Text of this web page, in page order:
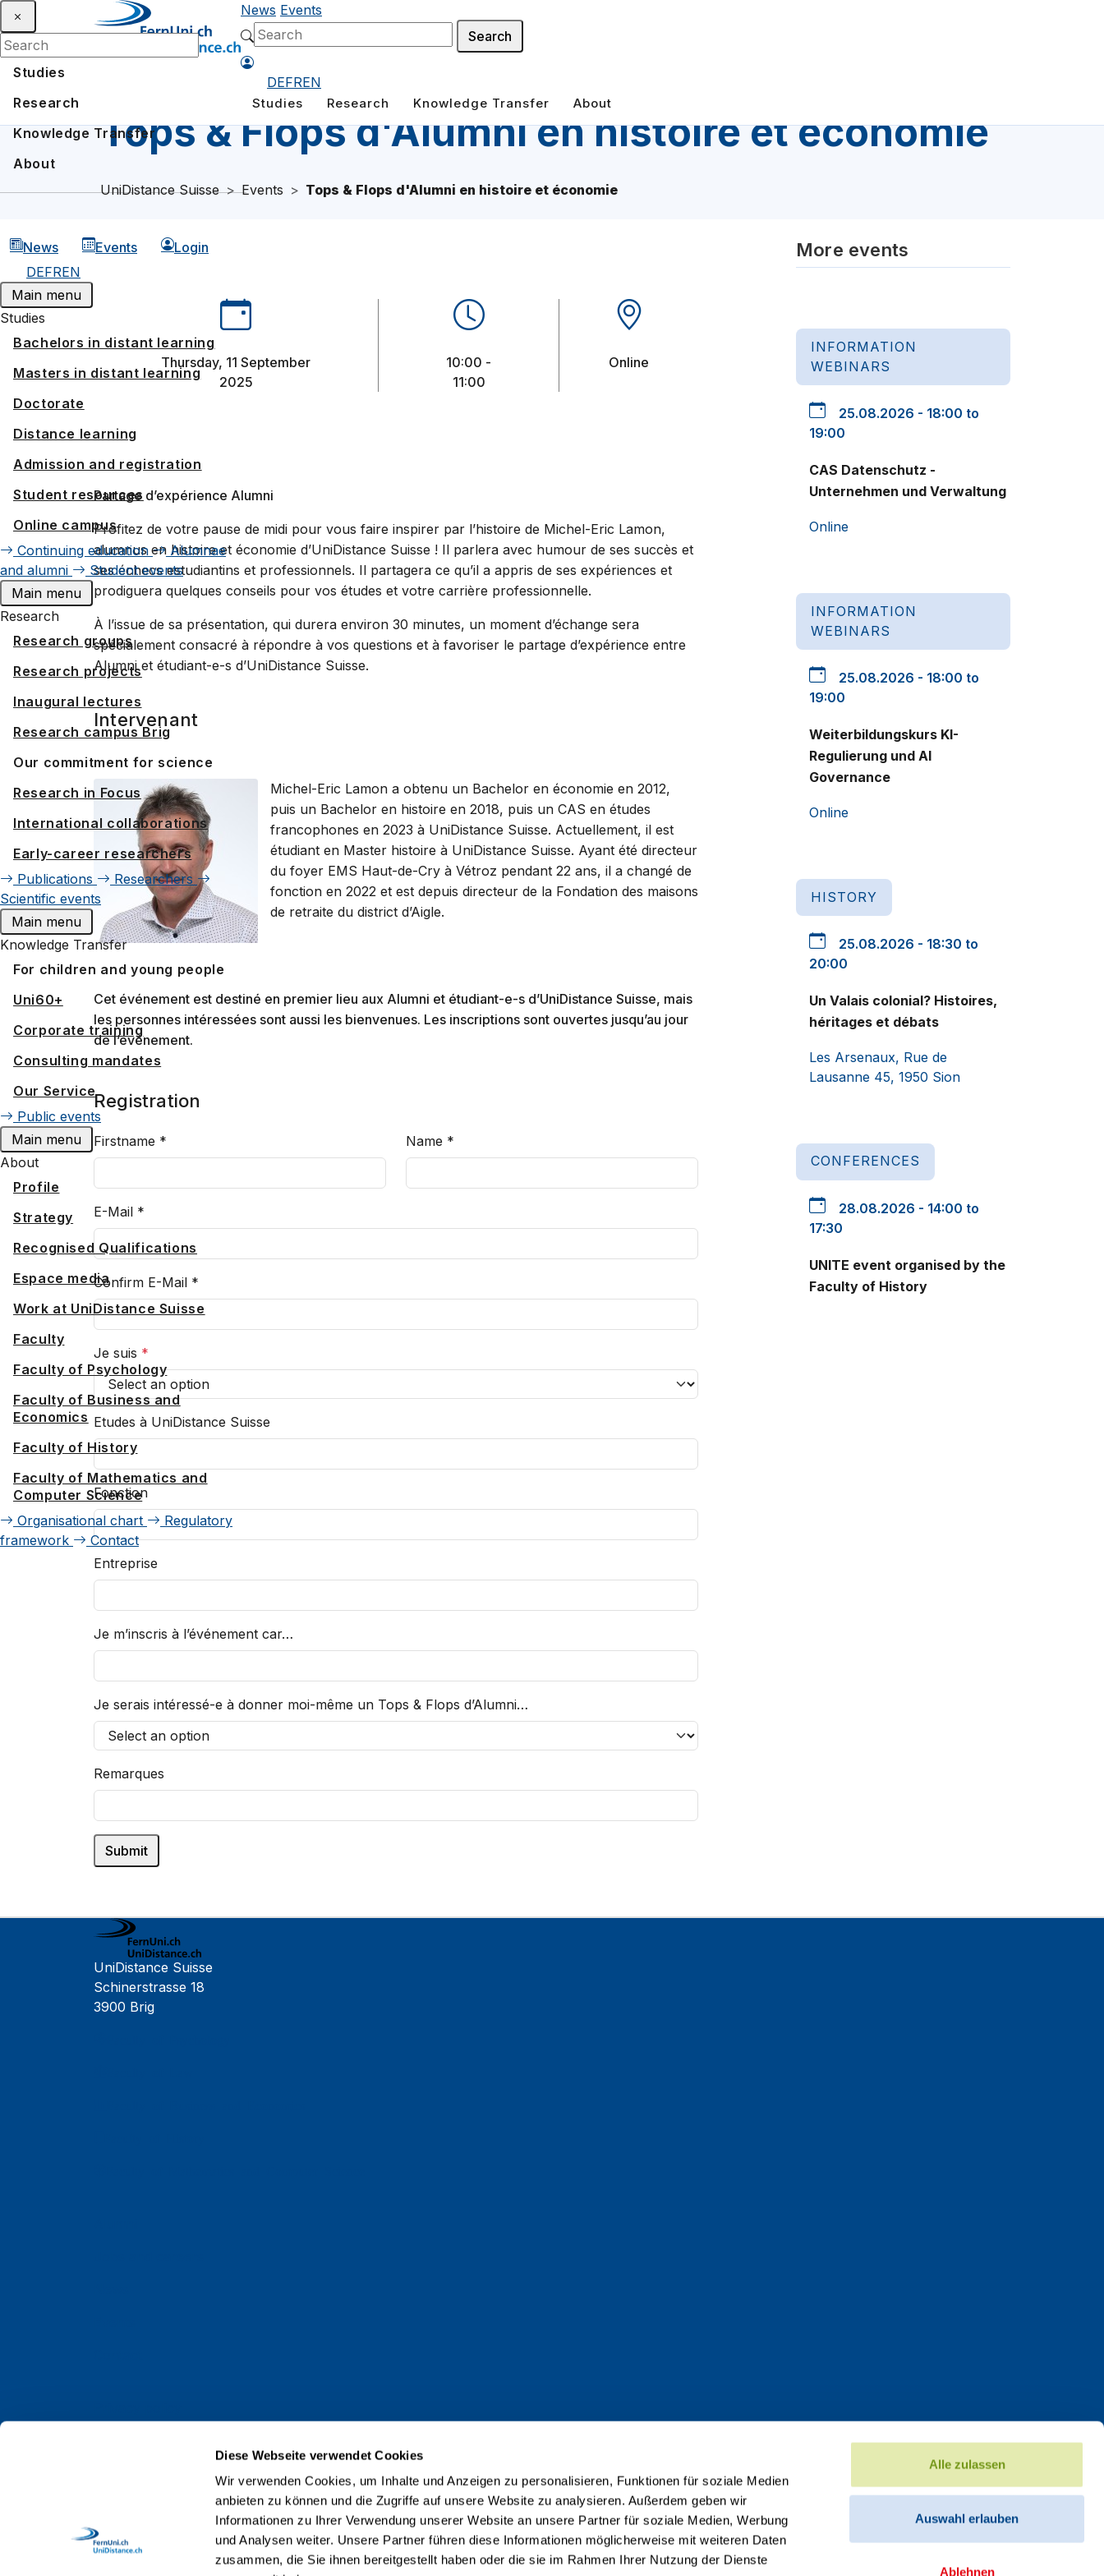
Diese Webseite verwendet Cookies
Wir verwenden Cookies, um Inhalte und Anzeigen zu personalisieren, Funktionen für soziale Medien
anbieten zu können und die Zugriffe auf unsere Website zu analysieren. Außerdem geben wir
Informationen zu Ihrer Verwendung unserer Website an unsere Partner für soziale Medien, Werbung
und Analysen weiter. Unsere Partner führen diese Informationen möglicherweise mit weiteren Daten
zusammen, die Sie ihnen bereitgestellt haben oder die sie im Rahmen Ihrer Nutzung der Dienste
Alle zulassen
Auswahl erlauben
Ablehnen
News Events
Search
DEFREN
Studies Research Knowledge Transfer About
Studies
Research
Knowledge Transfer
About
News Events
Login
DEFREN
Main menu
Studies
Bachelors in distant learning
Masters in distant learning
Doctorate
Distance learning
Admission and registration
Student resources
Online campus
Continuing education
Alumnae
and alumni
Student events
Main menu
Research
Research groups
Research projects
Inaugural lectures
Research campus Brig
Our commitment for science
Research in Focus
International collaborations
Early-career researchers
Publications
Researchers
Scientific events
Main menu
Knowledge Transfer
For children and young people
Uni60+
Corporate training
Consulting mandates
Our Service
Public events
Main menu
About
Profile
Strategy
Recognised Qualifications
Espace media
Work at UniDistance Suisse
Faculty
Faculty of Psychology
Faculty of Business and
Economics
Faculty of History
Faculty of Mathematics and
Computer Science
Organisational chart
Regulatory
framework
Contact
Tops & Flops d'Alumni en histoire et économie
UniDistance Suisse Events Tops & Flops d'Alumni en histoire et économie
Thursday, 11 September
2025
10:00 -
11:00
Online
Partage d’expérience Alumni
Profitez de votre pause de midi pour vous faire inspirer par l’histoire de Michel-Eric Lamon,
alumnus en histoire et économie d’UniDistance Suisse ! Il parlera avec humour de ses succès et
ses échecs estudiantins et professionnels. Il partagera ce qu’il a appris de ses expériences et
prodiguera quelques conseils pour vos études et votre carrière professionnelle.
À l’issue de sa présentation, qui durera environ 30 minutes, un moment d’échange sera
spécialement consacré à répondre à vos questions et à favoriser le partage d’expérience entre
Alumni et étudiant-e-s d’UniDistance Suisse.
Intervenant
Michel-Eric Lamon a obtenu un Bachelor en économie en 2012,
puis un Bachelor en histoire en 2018, puis un CAS en études
francophones en 2023 à UniDistance Suisse. Actuellement, il est
étudiant en Master histoire à UniDistance Suisse. Ayant été directeur
du foyer EMS Haut-de-Cry à Vétroz pendant 22 ans, il a changé de
fonction en 2022 et est depuis directeur de la Fondation des maisons
de retraite du district d’Aigle.
Cet événement est destiné en premier lieu aux Alumni et étudiant-e-s d’UniDistance Suisse, mais
les personnes intéressées sont aussi les bienvenues. Les inscriptions sont ouvertes jusqu’au jour
de l’événement.
Registration
Firstname * Name *
E-Mail *
Confirm E-Mail *
Je suis *
Etudes à UniDistance Suisse
Fonction
Entreprise
Je m’inscris à l’événement car…
Je serais intéressé-e à donner moi-même un Tops & Flops d’Alumni…
Remarques
More events
INFORMATION
WEBINARS
25.08.2026 - 18:00 to
19:00
CAS Datenschutz -
Unternehmen und Verwaltung
Online
INFORMATION
WEBINARS
25.08.2026 - 18:00 to
19:00
Weiterbildungskurs KI-
Regulierung und AI
Governance
Online
HISTORY
25.08.2026 - 18:30 to
20:00
Un Valais colonial? Histoires,
héritages et débats
Les Arsenaux, Rue de
Lausanne 45, 1950 Sion
CONFERENCES
28.08.2026 - 14:00 to
17:30
UNITE event organised by the
Faculty of History
UniDistance Suisse
Schinerstrasse 18
3900 Brig
Staff